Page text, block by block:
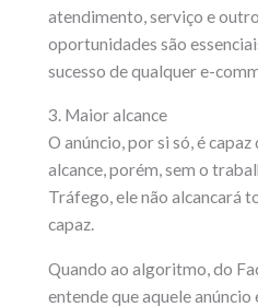
atendimento, serviço e
oportunidades são
sucesso de qualquer e-
3. Maior alcance
O anúncio, por si só, é
alcance, porém, sem o
Tráfego, ele não alcancará
capaz.
Quando ao algoritmo, do
entende que aquele anúncio